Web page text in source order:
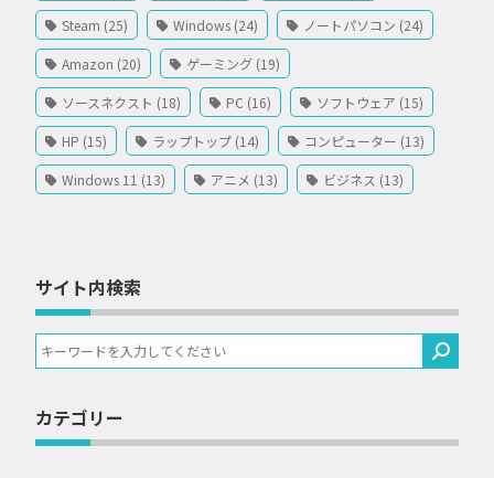
Steam (25) Windows (24) ノートパソコン (24)
Amazon (20) ゲーミング (19)
ソースネクスト (18) PC (16) ソフトウェア (15)
HP (15) ラップトップ (14) コンピューター (13)
Windows 11 (13) アニメ (13) ビジネス (13)
サイト内検索
カテゴリー